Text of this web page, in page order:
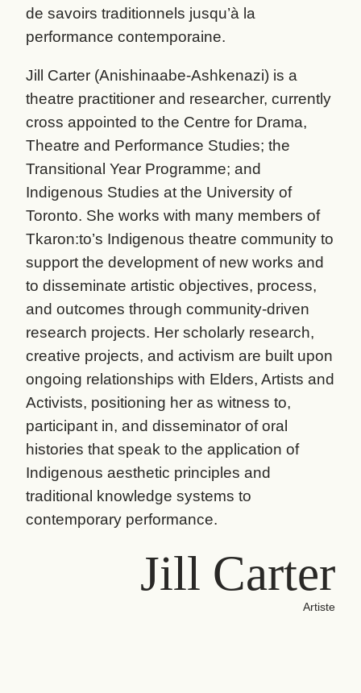
de savoirs traditionnels jusqu’à la
performance contemporaine.
Jill Carter (Anishinaabe-Ashkenazi) is a
theatre practitioner and researcher, currently
cross appointed to the Centre for Drama,
Theatre and Performance Studies; the
Transitional Year Programme; and
Indigenous Studies at the University of
Toronto. She works with many members of
Tkaron:to’s Indigenous theatre community to
support the development of new works and
to disseminate artistic objectives, process,
and outcomes through community-driven
research projects. Her scholarly research,
creative projects, and activism are built upon
ongoing relationships with Elders, Artists and
Activists, positioning her as witness to,
participant in, and disseminator of oral
histories that speak to the application of
Indigenous aesthetic principles and
traditional knowledge systems to
contemporary performance.
Jill Carter
Artiste